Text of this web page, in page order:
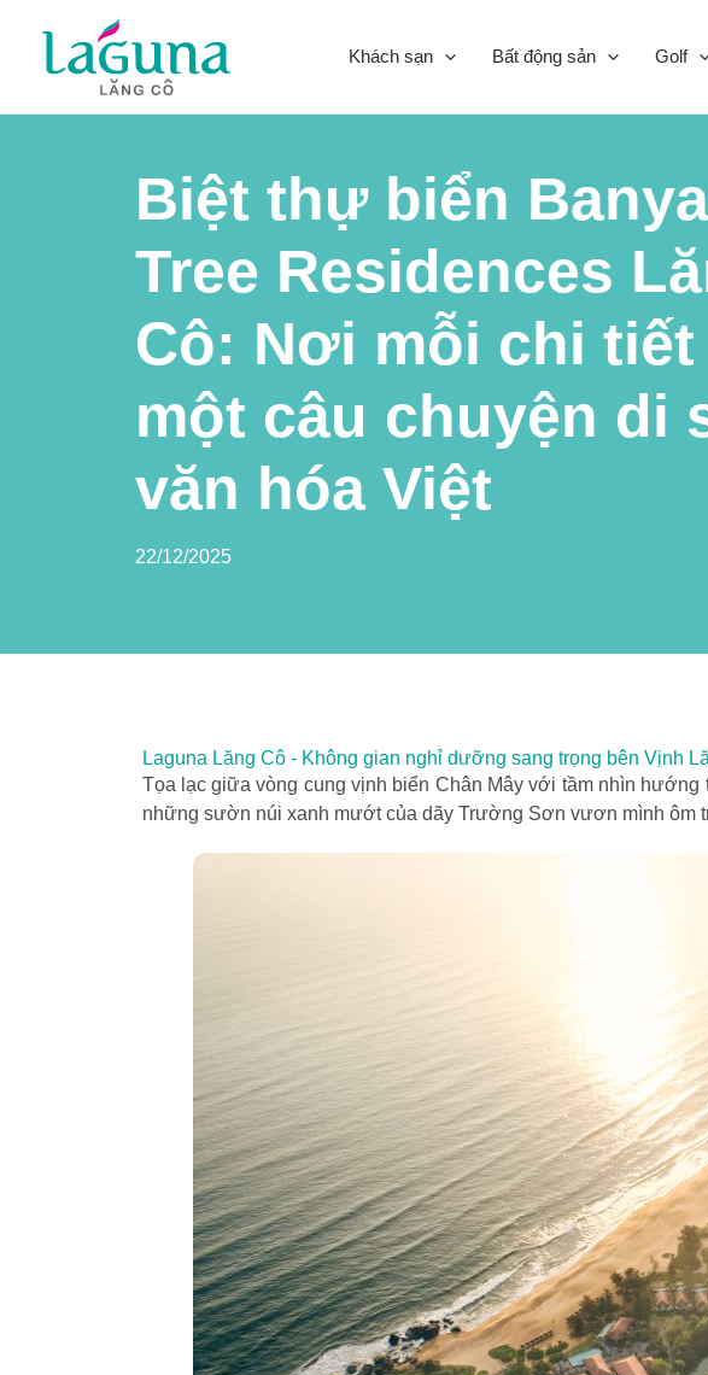
content
Khách sạn Bất động sản Golf
Biệt thự biển
Tree Residences
Cô: Nơi mỗi chi tiết
một câu chuyện di
văn hóa Việt
22/12/2025
Laguna Lăng Cô - Không gian nghỉ dưỡng sang trọng bên Vịnh
Tọa lạc giữa vòng cung vịnh biển Chân Mây với tầm nhìn
những sườn núi xanh mướt của dãy Trường Sơn vươn mình ôm